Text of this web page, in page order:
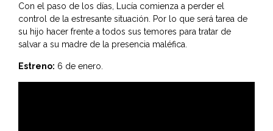
Con el paso de los días, Lucía comienza a perder el
control de la estresante situación. Por lo que será tarea de
su hijo hacer frente a todos sus temores para tratar de
salvar a su madre de la presencia maléfica.
Estreno: 6 de enero.